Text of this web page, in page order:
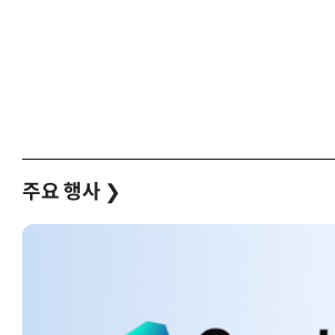
주요 행사 ❯